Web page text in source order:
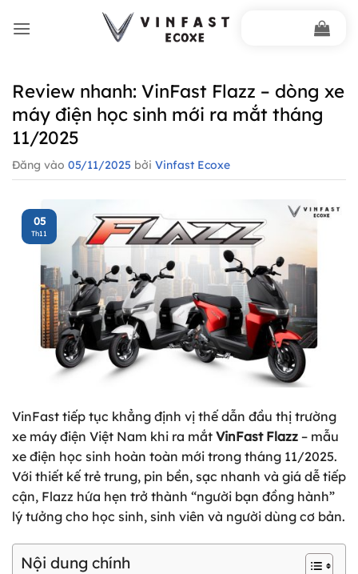
qua
Review nhanh: VinFast Flazz – dòng xe
máy điện học sinh mới ra mắt tháng
11/2025
Đăng vào 05/11/2025 bởi Vinfast Ecoxe
05
Th11
VinFast tiếp tục khẳng định vị thế dẫn đầu thị trường
xe máy điện Việt Nam khi ra mắt VinFast Flazz – mẫu
xe điện học sinh hoàn toàn mới trong tháng 11/2025.
Với thiết kế trẻ trung, pin bền, sạc nhanh và giá dễ tiếp
cận, Flazz hứa hẹn trở thành “người bạn đồng hành”
lý tưởng cho học sinh, sinh viên và người dùng cơ bản.
Nội dung chính